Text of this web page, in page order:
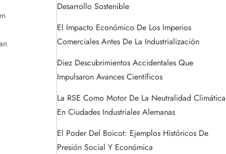
Desarrollo Sostenible
El Impacto Económico De Los Imperios
Comerciales Antes De La Industrialización
Diez Descubrimientos Accidentales Que
Impulsaron Avances Científicos
La RSE Como Motor De La Neutralidad Climática
En Ciudades Industriales Alemanas
El Poder Del Boicot: Ejemplos Históricos De
Presión Social Y Económica